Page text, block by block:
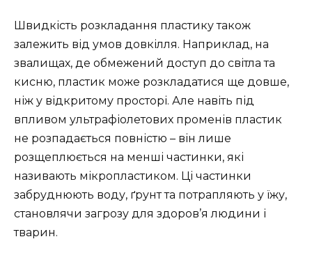
Швидкість розкладання пластику також
залежить від умов довкілля. Наприклад, на
звалищах, де обмежений доступ до світла та
кисню, пластик може розкладатися ще довше,
ніж у відкритому просторі. Але навіть під
впливом ультрафіолетових променів пластик
не розпадається повністю – він лише
розщеплюється на менші частинки, які
називають мікропластиком. Ці частинки
забруднюють воду, ґрунт та потрапляють у їжу,
становлячи загрозу для здоров’я людини і
тварин.